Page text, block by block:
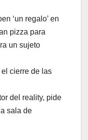
‘un regalo’ en
pizza para
un sujeto
cierre de las
del reality, pide
sala de